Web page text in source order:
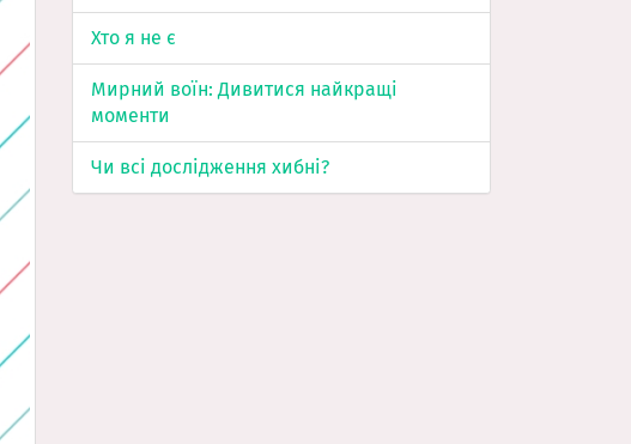
Хто я не є
Мирний воїн: Дивитися найкращі
моменти
Чи всі дослідження хибні?